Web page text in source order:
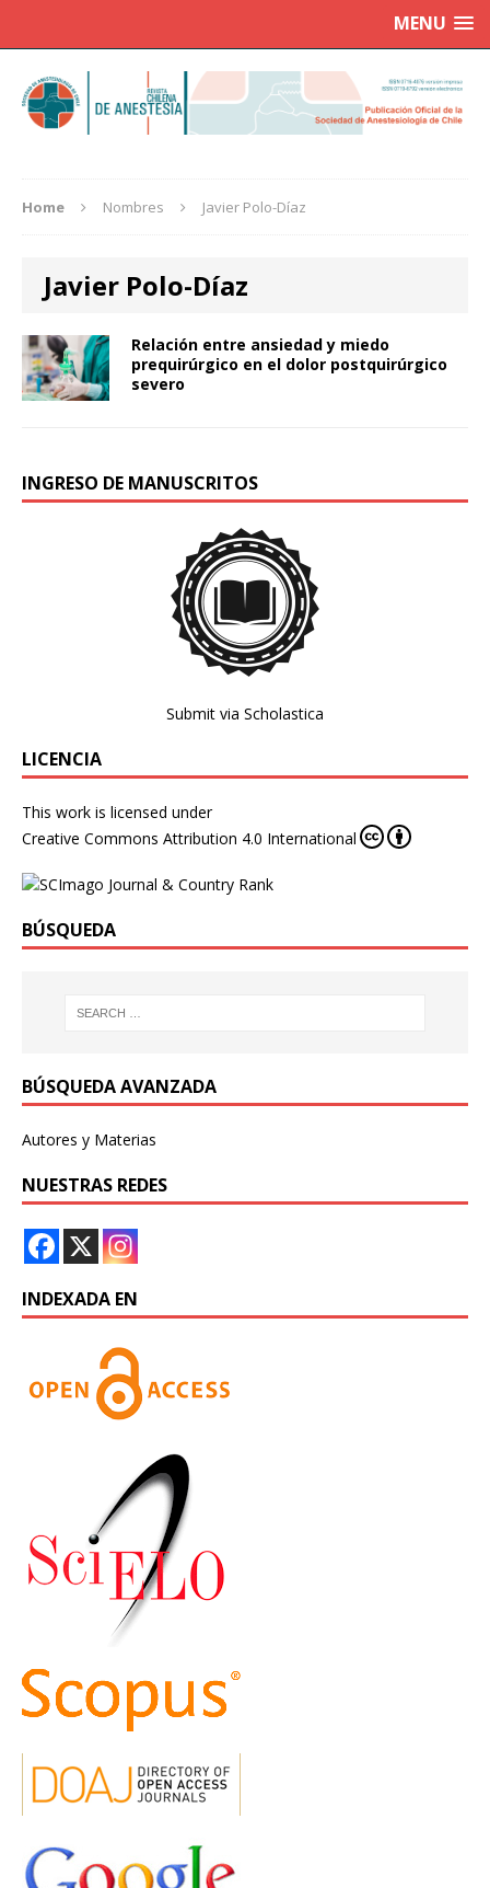
MENU
Home Nombres Javier Polo-Díaz
Javier Polo-Díaz
Relación entre ansiedad y miedo
prequirúrgico en el dolor postquirúrgico
severo
INGRESO DE MANUSCRITOS
Submit via Scholastica
LICENCIA
This work is licensed under
Creative Commons Attribution 4.0 International
BÚSQUEDA
BÚSQUEDA AVANZADA
Autores y Materias
NUESTRAS REDES
INDEXADA EN